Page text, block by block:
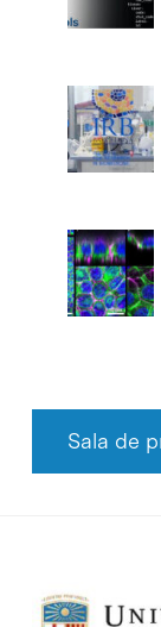
Sala de